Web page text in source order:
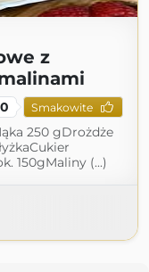
z
0 Smakowite
250 gDrożdże
150gMaliny (...)